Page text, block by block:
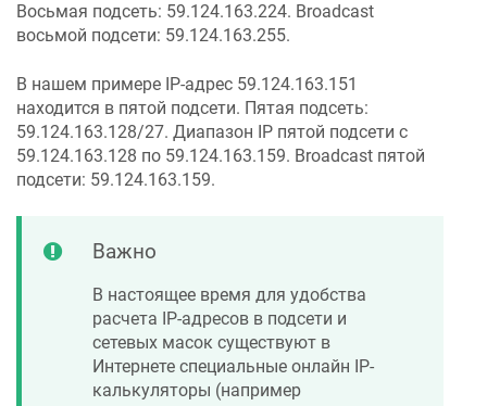
Восьмая подсеть: 59.124.163.224. Broadcast
восьмой подсети: 59.124.163.255.
В нашем примере IP-адрес 59.124.163.151
находится в пятой подсети. Пятая подсеть:
59.124.163.128/27. Диапазон IP пятой подсети с
59.124.163.128 по 59.124.163.159. Broadcast пятой
подсети: 59.124.163.159.
Важно
В настоящее время для удобства
расчета IP-адресов в подсети и
сетевых масок существуют в
Интернете специальные онлайн IP-
калькуляторы (например